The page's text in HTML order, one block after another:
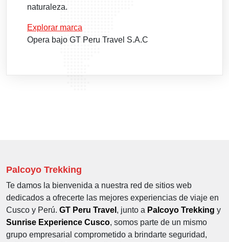
naturaleza.
Explorar marca
Opera bajo GT Peru Travel S.A.C
Palcoyo Trekking
Te damos la bienvenida a nuestra red de sitios web
dedicados a ofrecerte las mejores experiencias de viaje en
Cusco y Perú. GT Peru Travel , junto a Palcoyo Trekking y
Sunrise Experience Cusco, somos parte de un mismo
grupo empresarial comprometido a brindarte seguridad,